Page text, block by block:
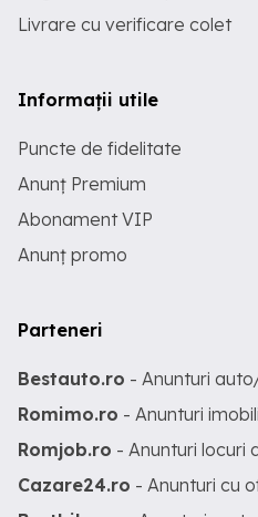
Livrare cu verificare colet
Informații utile
Puncte de fidelitate
Anunț Premium
Abonament VIP
Anunț promo
Parteneri
Bestauto.ro - Anunturi
Romimo.ro - Anunturi
Romjob.ro - Anunturi locuri
Cazare24.ro - Anunturi cu